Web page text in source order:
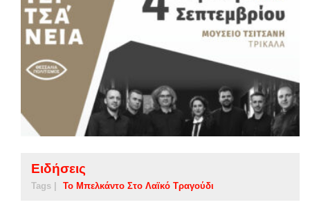
Ειδήσεις
Tags | Το Μπελκάντο Στο Λαϊκό Τραγούδι